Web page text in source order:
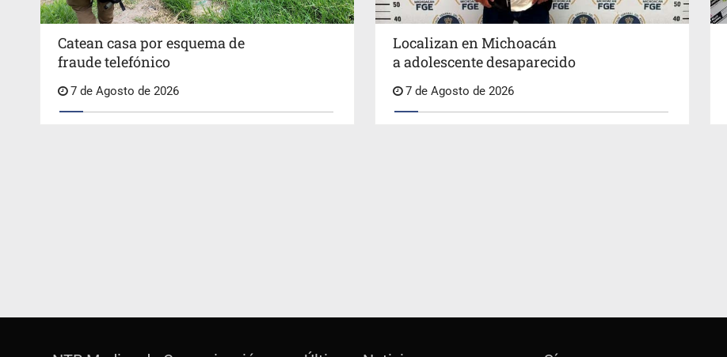
Catean casa por esquema de
fraude telefónico
7 de Agosto de 2026
Localizan en Michoacán
a adolescente desaparecido
7 de Agosto de 2026